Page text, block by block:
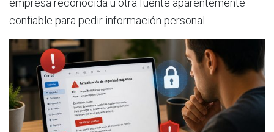
confiable para pedir información personal.